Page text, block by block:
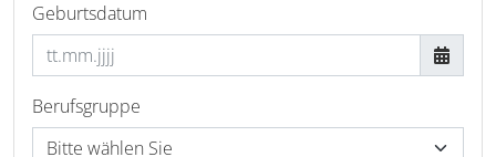
Geburtsdatum
Berufsgruppe